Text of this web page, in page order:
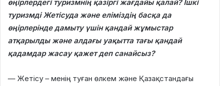
өңірлердегі туризмнің қазіргі жағдайы қалай? Ішкі
туризмді Жетісуда және еліміздің басқа да
өңірлерінде дамыту үшін қандай жұмыстар
атқарылды және алдағы уақытта тағы қандай
қадамдар жасау қажет деп санайсыз?
— Жетісу – менің туған өлкем және Қазақстандағы